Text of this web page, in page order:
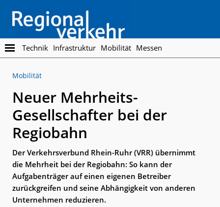
main
content
footer
Regionalverkehr
Die
Fachzeitschrift
den
Personennahverkehr
Technik Infrastruktur Mobilität Messen
Mobilität
Neuer Mehrheits-
Gesellschafter bei der
Regiobahn
Der Verkehrsverbund Rhein-Ruhr (VRR) übernimmt
die Mehrheit bei der Regiobahn: So kann der
Aufgabenträger auf einen eigenen Betreiber
zurückgreifen und seine Abhängigkeit von anderen
Unternehmen reduzieren.